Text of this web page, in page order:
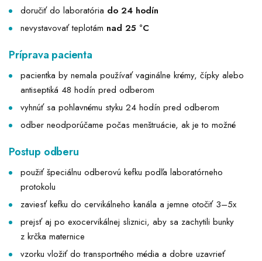
doručiť do laboratória do 24 hodín
nevystavovať teplotám nad 25 °C
Príprava pacienta
pacientka by nemala používať vaginálne krémy, čípky alebo
antiseptiká 48 hodín pred odberom
vyhnúť sa pohlavnému styku 24 hodín pred odberom
odber neodporúčame počas menštruácie, ak je to možné
Postup odberu
použiť špeciálnu odberovú kefku podľa laboratórneho
protokolu
zaviesť kefku do cervikálneho kanála a jemne otočiť 3–5x
prejsť aj po exocervikálnej sliznici, aby sa zachytili bunky
z krčka maternice
vzorku vložiť do transportného média a dobre uzavrieť